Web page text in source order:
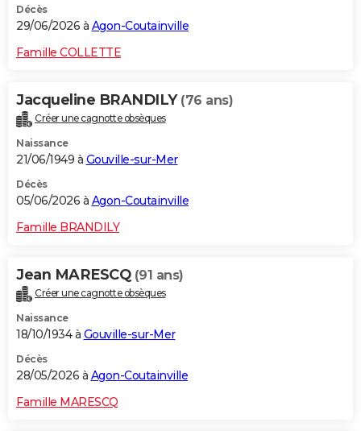
S'inscrire
Se connecter
Lycées
Collèges
Primaires
Universités
Entreprises
Service militaire
Avis de recherche
AVIS DE DÉCÈS
FORUM
Décès
29/06/2026 à Agon-Coutainville
Famille COLLETTE
Jacqueline BRANDILY (76 ans)
Créer une cagnotte obsèques
Naissance
21/06/1949 à Gouville-sur-Mer
Décès
05/06/2026 à Agon-Coutainville
Famille BRANDILY
Jean MARESCQ (91 ans)
Créer une cagnotte obsèques
Naissance
18/10/1934 à Gouville-sur-Mer
Décès
28/05/2026 à Agon-Coutainville
Famille MARESCQ